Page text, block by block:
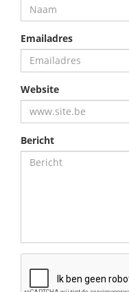
Emailadres
Website
Bericht